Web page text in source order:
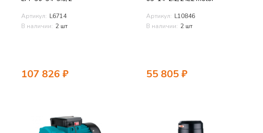
Артикул: L6714
В наличии: 2 шт
107 826 ₽
Артикул: L10846
В наличии: 2 шт
55 805₽